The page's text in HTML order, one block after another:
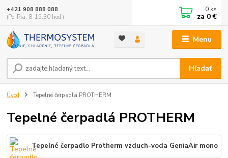
Menu
Hľadať
+421 908 888 088
(Po-Pia, 8-15:30 hod.)
0 ks
za 0 €
Úvod Tepelné čerpadlá PROTHERM
Tepelné čerpadlá PROTHERM
Tepelné čerpadlo Protherm vzduch-voda GeniaAir mono